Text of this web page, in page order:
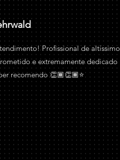
Profissional de altíssimo
e extremamente dedicado
recomendo 👏🏾👏🏾⭐